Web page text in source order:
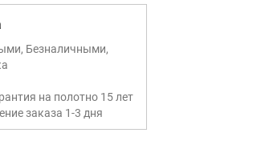
Безналичными,
на полотно 15 лет
заказа 1-3 дня